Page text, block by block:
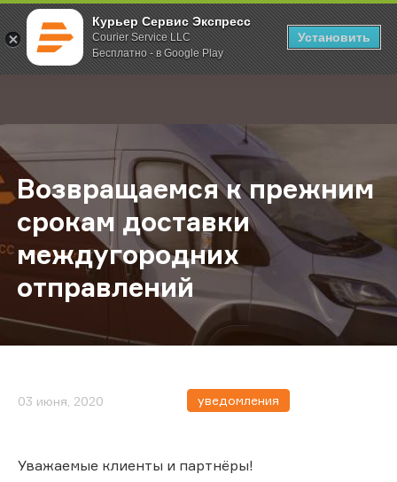
Курьер Сервис Экспресс
Courier Service LLC
Бесплатно - в Google Play
Установить
; Главная О компании Новости Возвращаемся к прежним срокам
Возвращаемся к прежним
срокам доставки
междугородних
отправлений
03 июня, 2020 уведомления
Уважаемые клиенты и партнёры!